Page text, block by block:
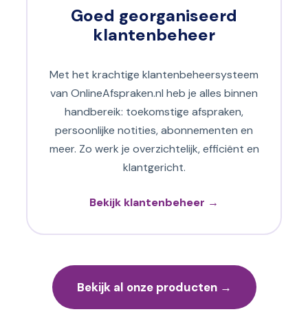
Goed georganiseerd
klantenbeheer
Met het krachtige klantenbeheersysteem
van OnlineAfspraken.nl heb je alles binnen
handbereik: toekomstige afspraken,
persoonlijke notities, abonnementen en
meer. Zo werk je overzichtelijk, efficiënt en
klantgericht.
Bekijk klantenbeheer →
Bekijk al onze producten →